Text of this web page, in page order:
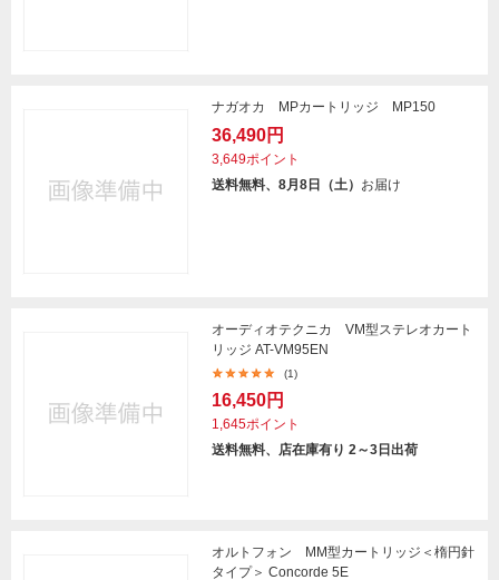
ナガオカ MPカートリッジ MP150
36,490円
3,649ポイント
送料無料、8月8日（土） お届け
オーディオテクニカ VM型ステレオカート
リッジ AT-VM95EN
(1)
16,450円
1,645ポイント
送料無料、店在庫有り 2～3日出荷
オルトフォン MM型カートリッジ＜楕円針
タイプ＞ Concorde 5E